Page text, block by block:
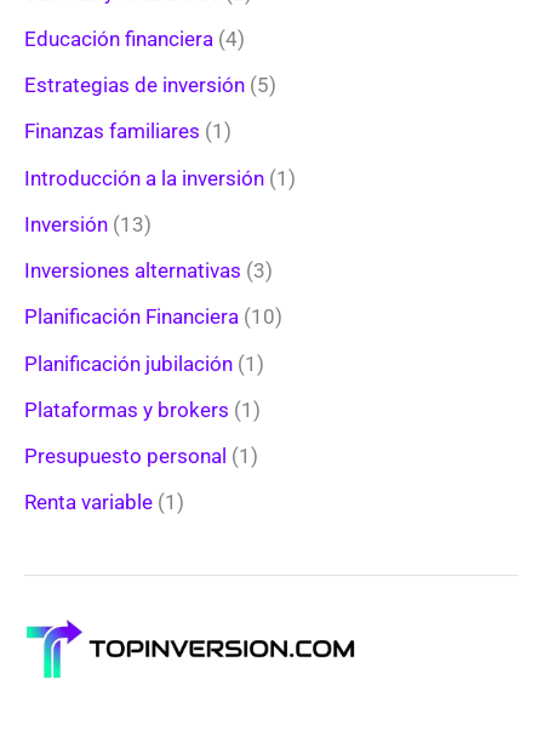
Educación financiera (4)
Estrategias de inversión (5)
Finanzas familiares (1)
Introducción a la inversión (1)
Inversión (13)
Inversiones alternativas (3)
Planificación Financiera (10)
Planificación jubilación (1)
Plataformas y brokers (1)
Presupuesto personal (1)
Renta variable (1)